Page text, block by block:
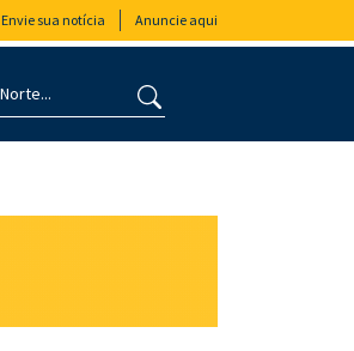
Envie sua notícia Anuncie aqui